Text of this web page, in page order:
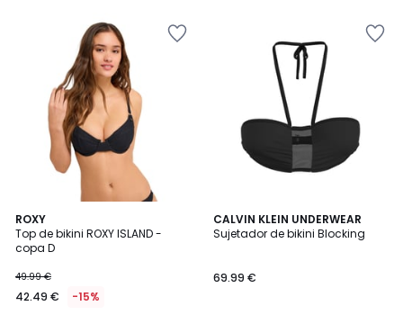
ROXY
Top de bikini ROXY ISLAND -
copa D
49.99 €
42.49 € -15%
CALVIN KLEIN UNDERWEAR
Sujetador de bikini Blocking
69.99 €